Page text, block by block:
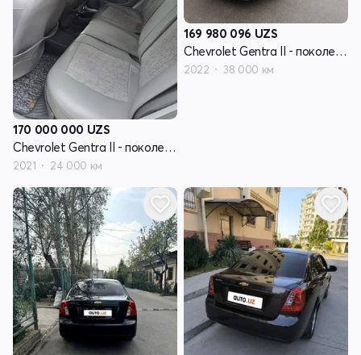
170 000 000 UZS
Chevrolet Gentra II - поколение
2021 24 000 км
169 980 096 UZS
Chevrolet Gentra II - поколение
2022 38 000 км